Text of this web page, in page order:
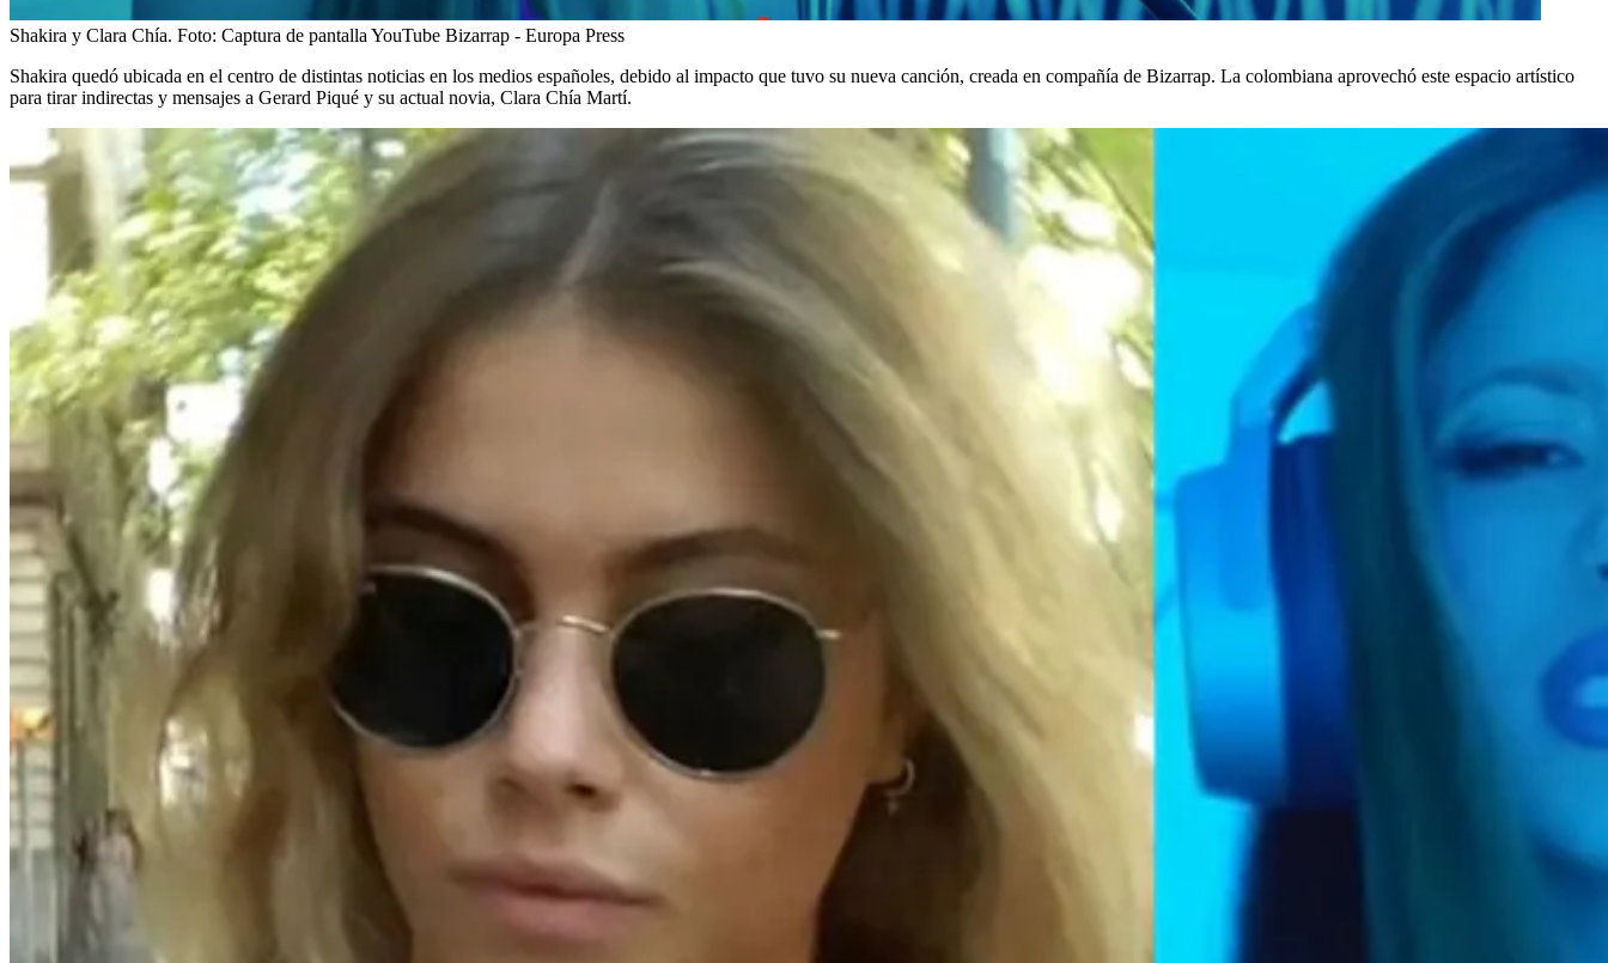
Shakira y Clara Chía. Foto: Captura de pantalla YouTube Bizarrap - Europa Press
Shakira quedó ubicada en el centro de distintas noticias en los medios españoles, debido al impacto que tuvo su nueva canción, creada en compañía de Bizarrap. La colombiana aprovechó este espacio artístico
para tirar indirectas y mensajes a Gerard Piqué y su actual novia, Clara Chía Martí.